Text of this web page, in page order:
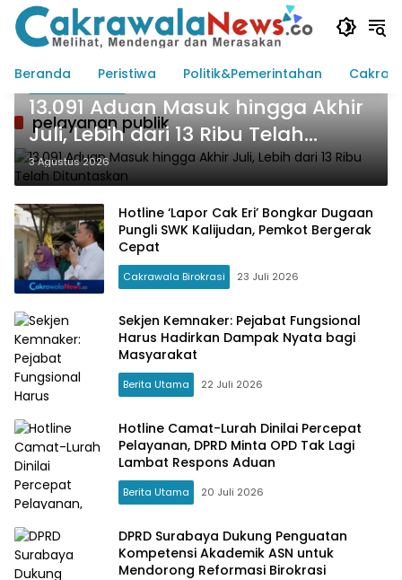
Langsung
konten
Beranda
Peristiwa Politik&Pemerintahan
pelayanan publik
Cakrawala Jatim
13.091 Aduan Masuk hingga Akhir
Juli, Lebih dari 13 Ribu Telah
Dituntaskan
3 Agustus 2026
Hotline ‘Lapor Cak Eri’ Bongkar Dugaan
Pungli SWK Kalijudan, Pemkot Bergerak
Cepat
Cakrawala Birokrasi 23 Juli 2026
Sekjen Kemnaker: Pejabat Fungsional
Harus Hadirkan Dampak Nyata bagi
Masyarakat
Berita Utama 22 Juli 2026
Hotline Camat-Lurah Dinilai Percepat
Pelayanan, DPRD Minta OPD Tak Lagi
Lambat Respons Aduan
Berita Utama 20 Juli 2026
DPRD Surabaya Dukung Penguatan
Kompetensi Akademik ASN untuk
Mendorong Reformasi Birokrasi